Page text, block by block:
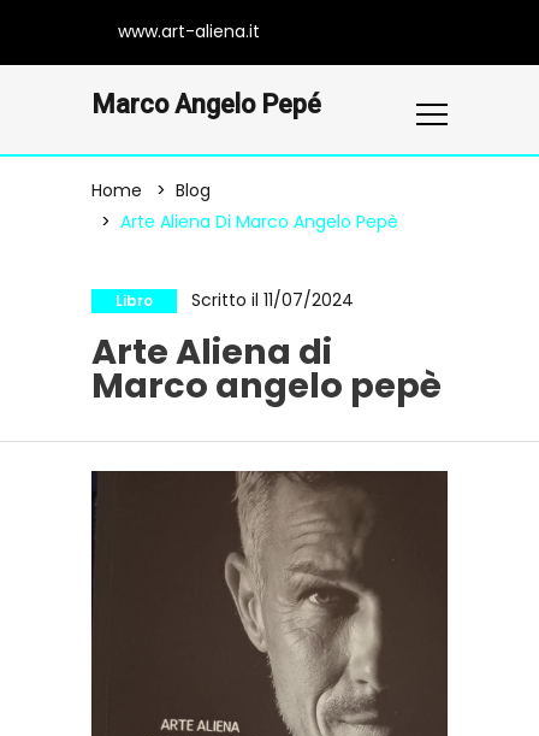
www.art-aliena.it
Marco Angelo Pepé
Home
Blog
Arte Aliena Di Marco Angelo Pepè
Libro Scritto il 11/07/2024
Arte Aliena di
Marco angelo pepè